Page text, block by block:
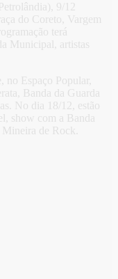
9/12
do Coreto, Vargem
terá
Municipal, artistas
no Espaço Popular,
Banda da Guarda
No dia 18/12, estão
show com a Banda
de Rock.